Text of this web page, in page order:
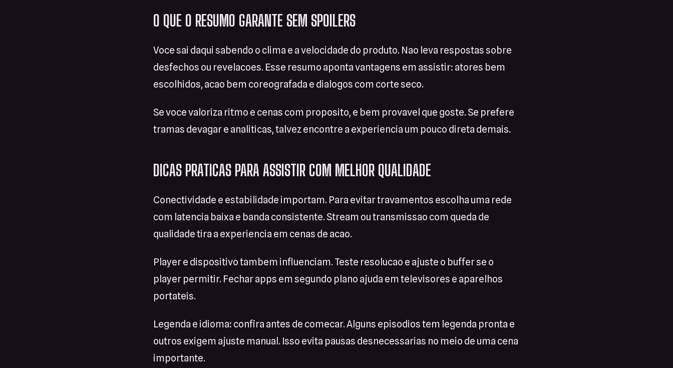
O QUE O RESUMO GARANTE SEM SPOILERS
Voce sai daqui sabendo o clima e a velocidade do produto. Nao leva respostas sobre
desfechos ou revelacoes. Esse resumo aponta vantagens em assistir: atores bem
escolhidos, acao bem coreografada e dialogos com corte seco.
Se voce valoriza ritmo e cenas com proposito, e bem provavel que goste. Se prefere
tramas devagar e analiticas, talvez encontre a experiencia um pouco direta demais.
DICAS PRATICAS PARA ASSISTIR COM MELHOR QUALIDADE
Conectividade e estabilidade importam. Para evitar travamentos escolha uma rede
com latencia baixa e banda consistente. Stream ou transmissao com queda de
qualidade tira a experiencia em cenas de acao.
Player e dispositivo tambem influenciam. Teste resolucao e ajuste o buffer se o
player permitir. Fechar apps em segundo plano ajuda em televisores e aparelhos
portateis.
Legenda e idioma: confira antes de comecar. Alguns episodios tem legenda pronta e
outros exigem ajuste manual. Isso evita pausas desnecessarias no meio de uma cena
importante.